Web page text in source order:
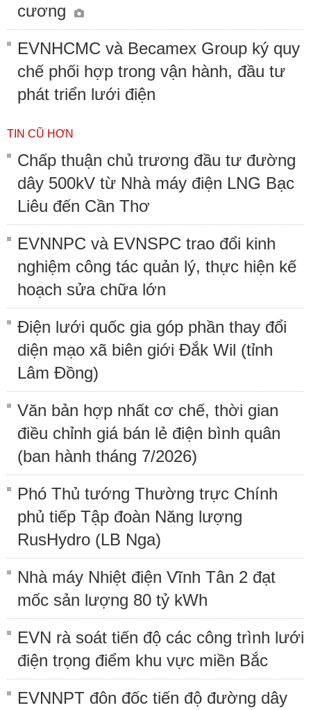
cương
EVNHCMC và Becamex Group ký quy
chế phối hợp trong vận hành, đầu tư
phát triển lưới điện
TIN CŨ HƠN
Chấp thuận chủ trương đầu tư đường
dây 500kV từ Nhà máy điện LNG Bạc
Liêu đến Cần Thơ
EVNNPC và EVNSPC trao đổi kinh
nghiệm công tác quản lý, thực hiện kế
hoạch sửa chữa lớn
Điện lưới quốc gia góp phần thay đổi
diện mạo xã biên giới Đắk Wil (tỉnh
Lâm Đồng)
Văn bản hợp nhất cơ chế, thời gian
điều chỉnh giá bán lẻ điện bình quân
(ban hành tháng 7/2026)
Phó Thủ tướng Thường trực Chính
phủ tiếp Tập đoàn Năng lượng
RusHydro (LB Nga)
Nhà máy Nhiệt điện Vĩnh Tân 2 đạt
mốc sản lượng 80 tỷ kWh
EVN rà soát tiến độ các công trình lưới
điện trọng điểm khu vực miền Bắc
EVNNPT đôn đốc tiến độ đường dây